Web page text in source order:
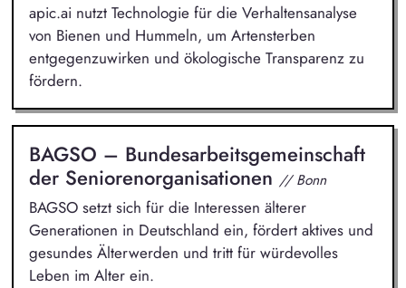
apic.ai nutzt Technologie für die Verhaltensanalyse
von Bienen und Hummeln, um Artensterben
entgegenzuwirken und ökologische Transparenz zu
fördern.
BAGSO – Bundesarbeitsgemeinschaft
der Seniorenorganisationen // Bonn
BAGSO setzt sich für die Interessen älterer
Generationen in Deutschland ein, fördert aktives und
gesundes Älterwerden und tritt für würdevolles
Leben im Alter ein.